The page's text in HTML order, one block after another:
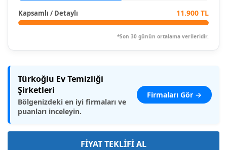
Kapsamlı / Detaylı 11.900 TL
*Son 30 günün ortalama verileridir.
Türkoğlu Ev Temizliği
Şirketleri
Bölgenizdeki en iyi firmaları ve
puanları inceleyin.
Firmaları Gör →
FİYAT TEKLİFİ AL